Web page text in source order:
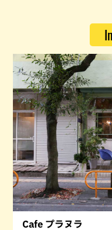
Cafe プラヌラ